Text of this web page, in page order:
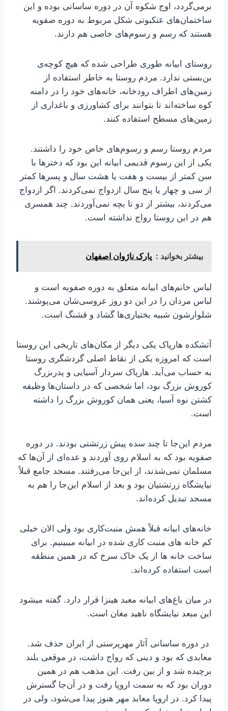
برمی‌گردد، اوج شکوه آن در دوره ساسانی بوده و این
ساختمان‌های عنکبوتی شکل مربوط به دوره صفویه
هستند که رسم و رسوم‌های خاصی هم دارند.
روستای ابیانه طوری طراحی شده که هیچ کوچه‌ی
بن‌بستی ندارد. مردم روستا به خاطر استفاده از
زمین‌های اطراف رودخانه، خانه‌های خود را در دامنه
کوه ساخته‌اند تا بتوانند برای کشاورزی و باغداری از
زمین‌های مسطح استفاده کنند.
مردم روستا رسم و رسوم‌های خاص خود را داشتند.
یکی از این رسوم قدیمی ابیانه این بود که دخترها با
سن کمتر از بیست و هفت یا هشت سال و پسرها کمتر
از سی و چهار یا پنج سال ازدواج نمی‌کردند. اگر ازدواج
می‌کردند، بیشتر از دو تا بچه نمی‌آوردند. چند همسری
هم در این روستا رواج نداشته است.
بیشتر بخوانید : پارک ناژوان اصفهان
لباس خانم‌های ابیانه متعلق به دوره صفویه است و
لباس مردان را در این دو روز عروسی‌شان می‌پوشند.
شلوارشون شبیه بختیاری‌ها گشاد و قشنگ است.
آتشکده هارپاک یکی دیگر از مکان‌های تاریخی این روستا
است که امروزه یکی از نقاط اصلی گردشگری روستا
به حساب می‌آید. هارپاک سردار آسیایی و پدربزرگ
کوروش بزرگ بود، اما شخصی که در داستان‌ها وظیفه
کشتن نوه آسیا، یعنی همان کوروش بزرگ را داشته
است.
مردم این‌جا تا چند سده پیش زرتشتی بودند. در دوره
صفویه بود که به اسلام روی آوردند و عده‌ای از آن‌ها که
مسلمان نمی‌شدند، از این‌جا می‌رفتند. مسجد جامع قبلاً
نیایشگاه زرتشتیان بود و بعد از اسلام این‌جا را هم به
مسجد تبدیل کرده‌اند.
خانه‌های ابیانه قبلاً همش منبت‌کاری بود ولی الان خیلی
کم خانه های منبت کاری شده در ابیانه میبینیم. برای
ساخت خانه ها از یک خاک سرخ که در همین منطقه
است استفاده کرده‌اند.
در میان باغ‌های ابیانه معبد هینزا قرار دارد. گفته میشود
این مبعد نیایشگاه ناهید مغان است.
در دوره ساسانی آثار مهرپرستی از ایران حذف شد.
معابدی که بود و دینی که رواج داشت، در موقعی بلند
برچیده شد و از بین رفت. این مذهب هم در همین
دوران بود که به سمت اروپا رفت و در آن‌جا گسترش
پیدا کرد. در اروپا معابد مهر هنوز پیدا می‌شود، ولی در